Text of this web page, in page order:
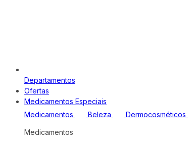
Departamentos
Ofertas
Medicamentos Especiais
Medicamentos
Beleza Dermocosméticos
Medicamentos